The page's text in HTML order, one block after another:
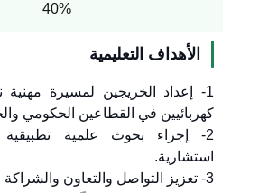
40%
الأهداف التعليمية
1- إعداد الخريجين لمسيرة
كهربائيين في القطاعين الحكومي
2- إجراء بحوث علمية
استشارية.
3- تعزيز التواصل والتعاون والشراكة مع المجتمع.